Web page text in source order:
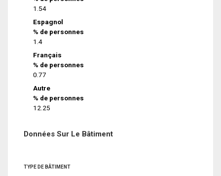
1.54
Espagnol
% de personnes
1.4
Français
% de personnes
0.77
Autre
% de personnes
12.25
Données Sur Le Bâtiment
TYPE DE BÂTIMENT